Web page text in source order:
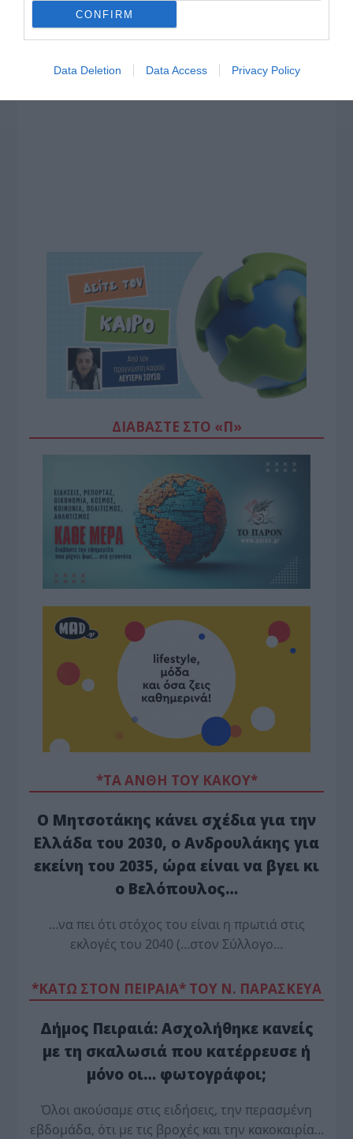
CONFIRM
Data Deletion Data Access Privacy Policy
ΔΙΑΒΆΣΤΕ ΣΤΟ «Π»
*ΤΑ ΆΝΘΗ ΤΟΥ ΚΑΚΟΎ*
Ο Μητσοτάκης κάνει σχέδια για την
Ελλάδα του 2030, ο Ανδρουλάκης για
εκείνη του 2035, ώρα είναι να βγει κι
ο Βελόπουλος…
…να πει ότι στόχος του είναι η πρωτιά στις
εκλογές του 2040 (…στον Σύλλογο…
*ΚΑΤΩ ΣΤΟΝ ΠΕΙΡΑΙΑ* ΤΟΥ Ν. ΠΑΡΑΣΚΕΥΑ
Δήμος Πειραιά: Ασχολήθηκε κανείς
με τη σκαλωσιά που κατέρρευσε ή
μόνο οι… φωτογράφοι;
Όλοι ακούσαμε στις ειδήσεις, την περασμένη
εβδομάδα, ότι με τις βροχές και την κακοκαιρία…